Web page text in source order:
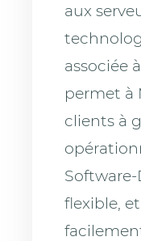
aux
associée
permet à
clients à
flexible,